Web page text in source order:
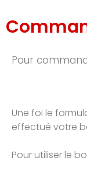
Pour
Une foi le
effectué votre
Pour utiliser le